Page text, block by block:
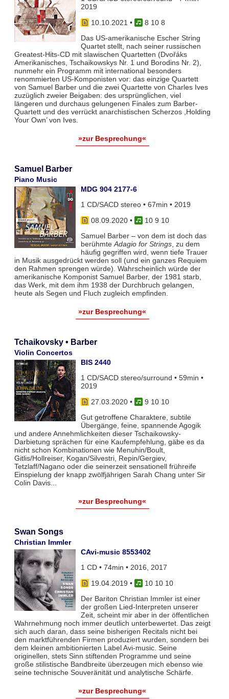
2019
10.10.2021 •
8 10 8
Das US-amerikanische Escher String
Quartet stellt, nach seiner russischen
Greatest-Hits-CD mit slawischen Quartetten (Dvořáks
Amerikanisches, Tschaikowskys Nr. 1 und Borodins Nr. 2),
nunmehr ein Programm mit international besonders
renommierten US-Komponisten vor: das einzige Quartett
von Samuel Barber und die zwei Quartette von Charles Ives
zuzüglich zweier Beigaben: des ursprünglichen, viel
längeren und durchaus gelungenen Finales zum Barber-
Quartett und des verrückt anarchistischen Scherzos ,Holding
Your Own’ von Ives.
»zur Besprechung«
Samuel Barber
Piano Music
MDG 904 2177-6
1 CD/SACD stereo • 67min • 2019
08.09.2020•
10 9 10
Samuel Barber – von dem ist doch das
berühmte Adagio for Strings, zu dem
häufig gegriffen wird, wenn tiefe Trauer
in Musik ausgedrückt werden soll (und ein ganzes Requiem
den Rahmen sprengen würde). Wahrscheinlich würde der
amerikanische Komponist Samuel Barber, der 1981 starb,
das Werk, mit dem ihm 1938 der Durchbruch gelangen,
heute als Segen und Fluch zugleich empfinden.
»zur Besprechung«
Tchaikovsky • Barber
Violin Concertos
BIS 2440
1 CD/SACD stereo/surround • 59min •
2019
27.03.2020•
9 10 10
Gut getroffene Charaktere, subtile
Übergänge, feine, spannende Agogik
und andere Annehmlichkeiten dieser Tschaikowsky-
Darbietung sprächen für eine Kaufempfehlung, gäbe es da
nicht schon Kombinationen wie Menuhin/Boult,
Gitlis/Hollreiser, Kogan/Silvestri, Repin/Gergiev,
Tetzlaff/Nagano oder die seinerzeit sensationell frühreife
Einspielung der knapp zwölfjährigen Sarah Chang unter Sir
Colin Davis...
»zur Besprechung«
Swan Songs
Christian Immler
CAvi-music 8553402
1 CD • 74min • 2016, 2017
19.04.2019 •
10 10 10
Der Bariton Christian Immler ist einer
der großen Lied-Interpreten unserer
Zeit, scheint mir aber in der öffentlichen
Wahrnehmung noch immer deutlich unterbewertet. Das zeigt
sich auch daran, dass seine bisherigen Recitals nicht bei
den marktführenden Firmen produziert wurden, sondern bei
dem kleinen ambitionierten Label Avi-music. Seine
originellen, stets Sinn stiftenden Programme und seine
große stilistische Bandbreite überzeugen mich ebenso wie
seine technische Souveränität und analytische Schärfe.
»zur Besprechung«